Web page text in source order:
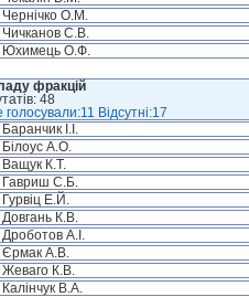
Чернічко О.М.
Чичканов С.В.
Юхимець О.Ф.
фракцій
48
Відсутні:17
Баранчик І.І.
Білоус А.О.
Ващук К.Т.
Гавриш С.Б.
Гурвіц Е.Й.
Довгань К.В.
Дроботов А.І.
Єрмак А.В.
Жеваго К.В.
Калінчук В.А.